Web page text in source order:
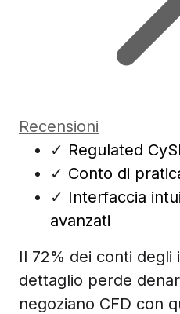
Recensioni
✓ Regulated
✓ Conto di
✓ Interfaccia
avanzati
Il 72% dei conti degli
dettaglio perde
negoziano CFD con